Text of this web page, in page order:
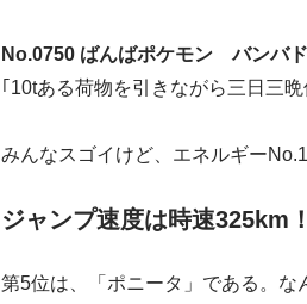
No.0750 ばんばポケモン バンバ
｢10tある荷物を引きながら三日三
みんなスゴイけど、エネルギー
ジャンプ速度は時速325km！
第5位は、「ポニータ」である。な